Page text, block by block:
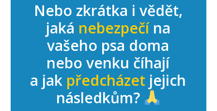
Nebo zkrátka i vědět,
jaká nebezpečí na
vašeho psa doma
nebo venku číhají
a jak předcházet jejich
následkům?